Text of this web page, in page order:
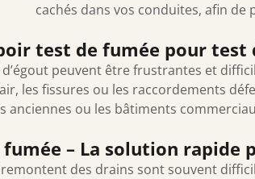
cachés dans vos conduites, afin
test de fumée pour
peuvent être frustrantes et
les fissures ou les raccordements
anciennes ou les bâtiments
fumée – La solution rapide
des drains sont souvent